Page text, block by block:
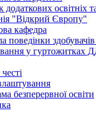
додаткових освітніх
"Відкрий Європу"
кафедра
поведінки
у гуртожитках
безперервної освіти